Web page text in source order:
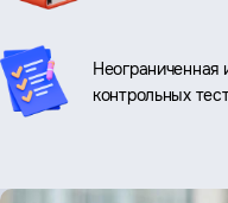
Неограниченная
контрольных